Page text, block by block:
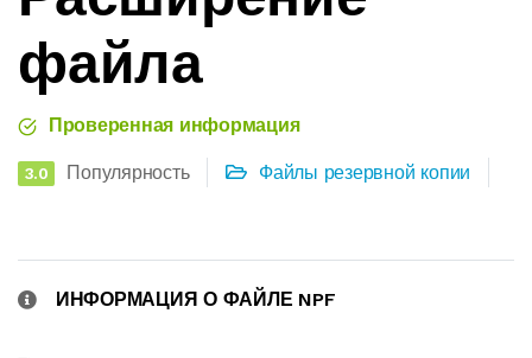
файла
Проверенная информация
3.0 Популярность Файлы резервной копии
ИНФОРМАЦИЯ О ФАЙЛЕ NPF